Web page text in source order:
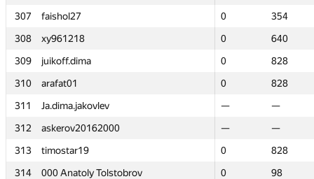
307
faishol27 0
354
308
xy961218 0
640
309
juikoff.dima 0
828
310
arafat01 0
828
311
Ja.dima.jakovlev —
—
312
askerov20162000 —
—
313
timostar19 0
828
314
000 Anatoly Tolstobrov 0
98
307
faishol27 0
354
308
xy961218 0
640
309
juikoff.dima 0
828
310
arafat01 0
828
311
Ja.dima.jakovlev —
—
312
askerov20162000 —
—
313
timostar19 0
828
314
000 Anatoly Tolstobrov 0
98